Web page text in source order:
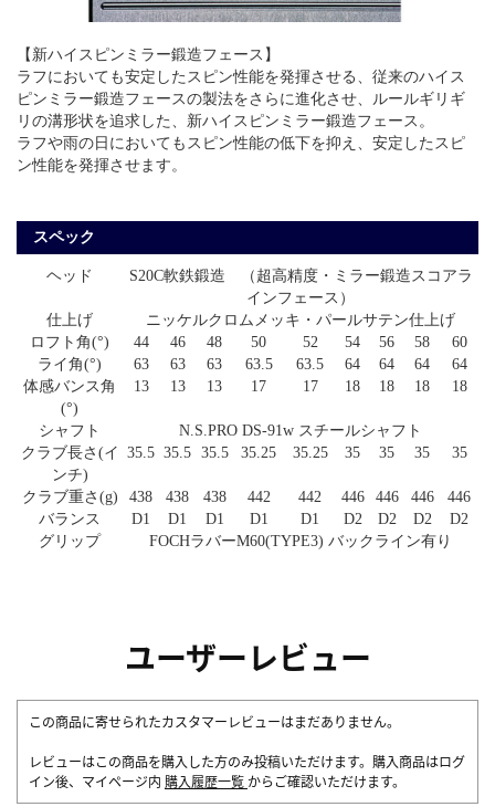
【新ハイスピンミラー鍛造フェース】
ラフにおいても安定したスピン性能を発揮させる、従来のハイス
ピンミラー鍛造フェースの製法をさらに進化させ、ルールギリギ
リの溝形状を追求した、新ハイスピンミラー鍛造フェース。
ラフや雨の日においてもスピン性能の低下を抑え、安定したスピ
ン性能を発揮させます。
スペック
ヘッド
S20C軟鉄鍛造 （超高精度・ミラー鍛造スコアラ
インフェース）
仕上げ
ニッケルクロムメッキ・パールサテン仕上げ
ロフト角(°)
44 46 48 50 52 54 56 58
60
ライ角(°)
63 63 63 63.5 63.5 64 64 64
64
体感バンス角
(°)
13 13 13 17 17 18 18 18 18
シャフト
N.S.PRO DS-91w スチールシャフト
クラブ長さ(イ
ンチ)
35.5 35.5 35.5 35.25 35.25 35 35 35 35
クラブ重さ(g) 438 438 438 442 442 446 446 446
446
バランス
D1 D1 D1 D1 D1 D2 D2 D2
D2
グリップ
FOCHラバーM60(TYPE3) バックライン有り
ユーザーレビュー
この商品に寄せられたカスタマーレビューはまだありません。
レビューはこの商品を購入した方のみ投稿いただけます。購入商品はログ
イン後、マイページ内 購入履歴一覧 からご確認いただけます。